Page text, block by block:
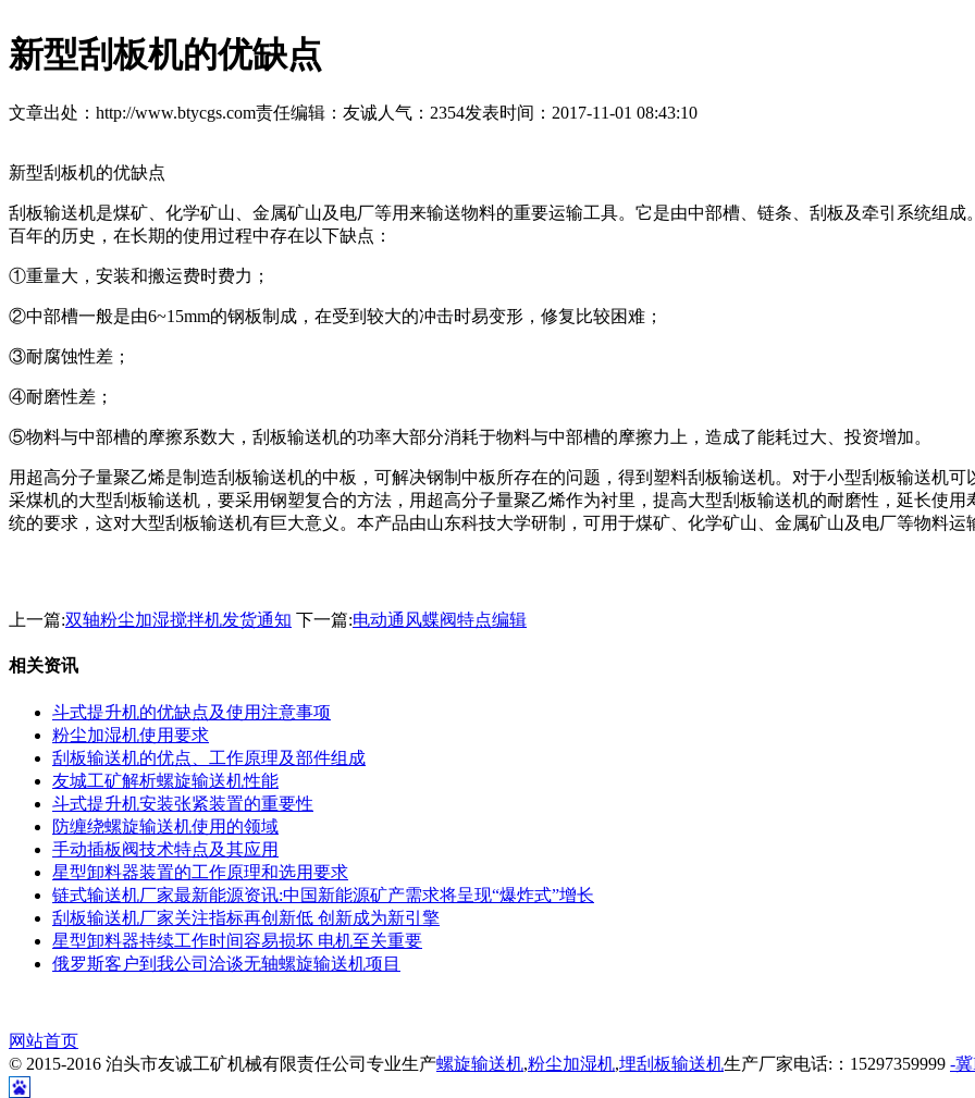
新型刮板机的优缺点
文章出处：http://www.btycgs.com责任编辑：友诚 人气： 2354发表时间：2017-11-01 08:43:10
新型刮板机的优缺点
刮板输送机是煤矿、化学矿山、金属矿山及电厂等用来输送物料的重要运输工具。它是由中部槽、链条、刮板及牵引系统组
百年的历史，在长期的使用过程中存在以下缺点：
①重量大，安装和搬运费时费力；
②中部槽一般是由6~15mm的钢板制成，在受到较大的冲击时易变形，修复比较困难；
③耐腐蚀性差；
④耐磨性差；
⑤物料与中部槽的摩擦系数大，刮板输送机的功率大部分消耗于物料与中部槽的摩擦力上，造成了能耗过大、投资增加。
用超高分子量聚乙烯是制造刮板输送机的中板，可解决钢制中板所存在的问题，得到塑料刮板输送机。对于小型刮板输送机
采煤机的大型刮板输送机，要采用钢塑复合的方法，用超高分子量聚乙烯作为衬里，提高大型刮板输送机的耐磨性，延长使
统的要求，这对大型刮板输送机有巨大意义。本产品由山东科技大学研制，可用于煤矿、化学矿山、金属矿山及电厂等物料运
上一篇:双轴粉尘加湿搅拌机发货通知 下一篇:电动通风蝶阀特点编辑
相关资讯
斗式提升机的优缺点及使用注意事项
粉尘加湿机使用要求
刮板输送机的优点、工作原理及部件组成
友城工矿解析螺旋输送机性能
斗式提升机安装张紧装置的重要性
防缠绕螺旋输送机使用的领域
手动插板阀技术特点及其应用
星型卸料器装置的工作原理和选用要求
链式输送机厂家最新能源资讯:中国新能源矿产需求将呈现“爆炸式”增长
刮板输送机厂家关注指标再创新低 创新成为新引擎
星型卸料器持续工作时间容易损坏 电机至关重要
俄罗斯客户到我公司洽谈无轴螺旋输送机项目
网站首页
© 2015-2016 泊头市友诚工矿机械有限责任公司专业生产螺旋输送机,粉尘加湿机,埋刮板输送机生产厂家电话:：15297359999 -冀